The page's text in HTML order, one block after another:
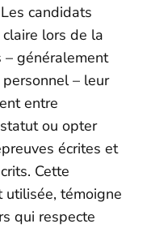
candidats
lors de la
– généralement
– leur
entre
ou opter
écrites et
Cette
témoigne
qui respecte